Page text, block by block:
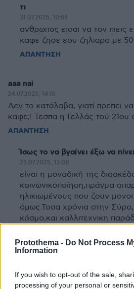
Protothema - Do Not Process
Information
If you wish to opt-out of the sale,
processing of your personal or
τι
31.07.2025, 10:54
ανθρωπος εισαι να τον πιεις
καφε ζησε εσυ ζηλιαρα με
ΑΠΑΝΤΗΣΗ
aaa nai
24.07.2025, 14:16
Δεν το κατάλαβα, γιατί πρεπει
καφε;! Τεσπα η Γελλάς τού 21ου
ΑΠΑΝΤΗΣΗ
Ίσως το να βγαίνει έξω να
25.07.2025, 13:08
είναι η μοναδική της
κοινωνικοποίηση,πράγμα
ηλικιωμένους που ζουν
όμως.Τοσα χρόνια στην
κόσμο,και καλλιτεχνικη
έχει μια κοινωνική ζωή
πράγματα που να την
οι άνθρωποι όταν γερνούν
μυαλό τους σε καλή